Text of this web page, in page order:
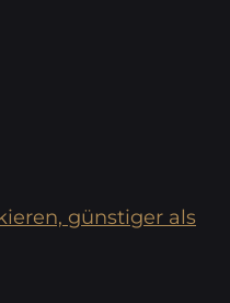
günstiger als